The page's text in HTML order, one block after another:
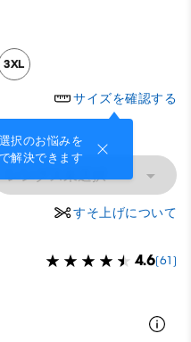
3XL
サイズを確認する
択のお悩みを
解決できます
レングス未選択
すそ上げについて
4.6(61)